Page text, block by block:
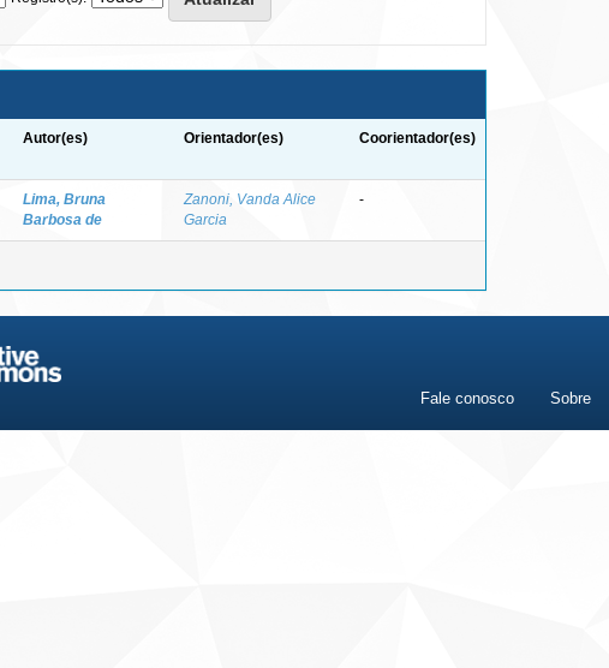
Autor(es) Orientador(es) Coorientador(es)
Lima, Bruna
Barbosa de
Zanoni, Vanda Alice
Garcia
-
Fale conosco Sobre